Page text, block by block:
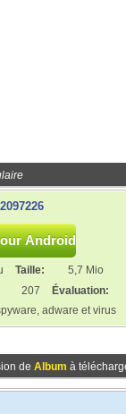
Taille:
5,7 Mio
207
Évaluation:
adware et virus
de Album à